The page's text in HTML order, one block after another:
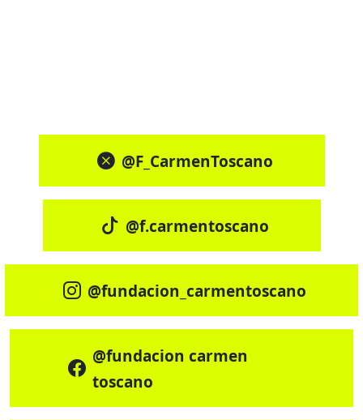
@F_CarmenToscano
@f.carmentoscano
@fundacion_carmentoscano
@fundacion carmen
toscano